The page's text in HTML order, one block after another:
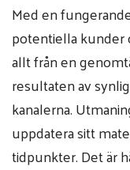
Med en
potentiella kunder
allt från en
resultaten av
kanalerna.
uppdatera sitt
tidpunkter. Det är